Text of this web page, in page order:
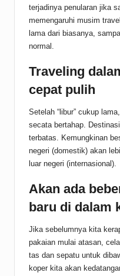
terjadinya penularan jika
memengaruhi musim
lama dari biasanya,
normal.
Traveling
cepat pulih
Setelah “libur” cukup
secata bertahap.
terbatas. Kemungkinan
negeri (domestik) akan
luar negeri (internasional).
Akan ada
baru di dalam
Jika sebelumnya kita
pakaian mulai atasan,
tas dan sepatu untuk
koper kita akan